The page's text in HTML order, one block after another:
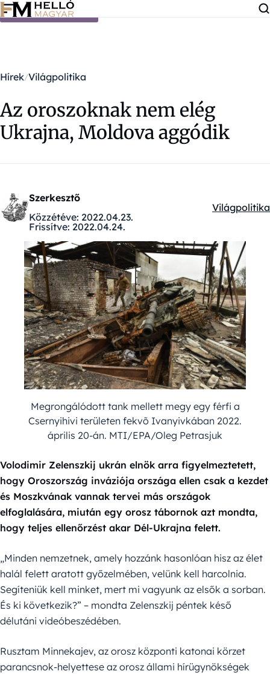
Ugrás a tartalomra
Hírek Világpolitika
Az oroszoknak nem elég
Ukrajna, Moldova aggódik
Szerkesztő
Közzétéve: 2022.04.23.
Frissítve: 2022.04.24.
Kategóriák:
Világpolitika
Megrongálódott tank mellett megy egy férfi a
Csernyihivi területen fekvõ Ivanyivkában 2022.
április 20-án. MTI/EPA/Oleg Petrasjuk
Volodimir Zelenszkij ukrán elnök arra figyelmeztetett,
hogy Oroszország inváziója országa ellen csak a kezdet
és Moszkvának vannak tervei más országok
elfoglalására, miután egy orosz tábornok azt mondta,
hogy teljes ellenőrzést akar Dél-Ukrajna felett.
„Minden nemzetnek, amely hozzánk hasonlóan hisz az élet
halál felett aratott győzelmében, velünk kell harcolnia.
Segíteniük kell minket, mert mi vagyunk az elsők a sorban.
És ki következik?” – mondta Zelenszkij péntek késő
délutáni videóbeszédében.
Rusztam Minnekajev, az orosz központi katonai körzet
parancsnok-helyettese az orosz állami hírügynökségek